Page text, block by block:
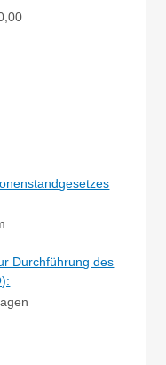
Durchführung des